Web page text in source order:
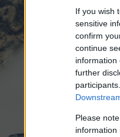
If you wish
sensitive
confirm
continue
information
further
Please
information